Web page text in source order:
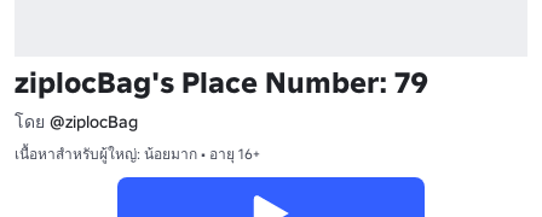
ziplocBag's Place Number: 79
โดย @ziplocBag
เนื้อหาสำหรับผู้ใหญ่: น้อยมาก • อายุ 16+